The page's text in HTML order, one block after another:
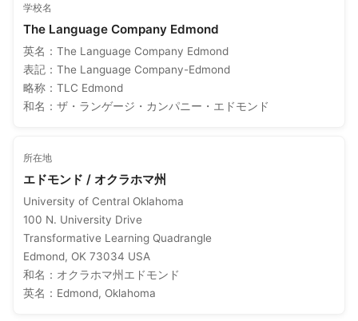
学校名
The Language Company Edmond
英名：The Language Company Edmond
表記：The Language Company-Edmond
略称：TLC Edmond
和名：ザ・ランゲージ・カンパニー・エドモンド
所在地
エドモンド / オクラホマ州
University of Central Oklahoma
100 N. University Drive
Transformative Learning Quadrangle
Edmond, OK 73034 USA
和名：オクラホマ州エドモンド
英名：Edmond, Oklahoma